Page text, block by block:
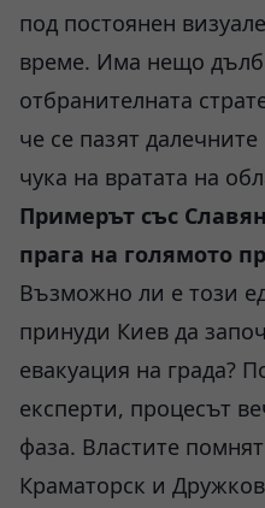
под постоянен
време. Има нещо
отбранителната
че се пазят
чука на вратата на
Примерът със
прага на голямото
Възможно ли е този
принуди Киев да
евакуация на града?
експерти, процесът
фаза. Властите
Краматорск и